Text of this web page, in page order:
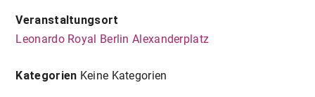
Veranstaltungsort
Leonardo Royal Berlin Alexanderplatz
Kategorien Keine Kategorien